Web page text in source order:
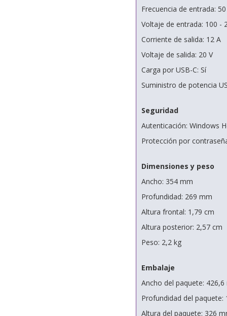
Frecuencia de entrada:
Voltaje de entrada: 100 -
Corriente de salida: 12 A
Voltaje de salida: 20 V
Carga por USB-C: Sí
Suministro de potencia
Seguridad
Autenticación: Windows
Protección por
Dimensiones y peso
Ancho: 354 mm
Profundidad: 269 mm
Altura frontal: 1,79 cm
Altura posterior: 2,57 cm
Peso: 2,2 kg
Embalaje
Ancho del paquete: 426,6
Profundidad del paquete:
Altura del paquete: 326